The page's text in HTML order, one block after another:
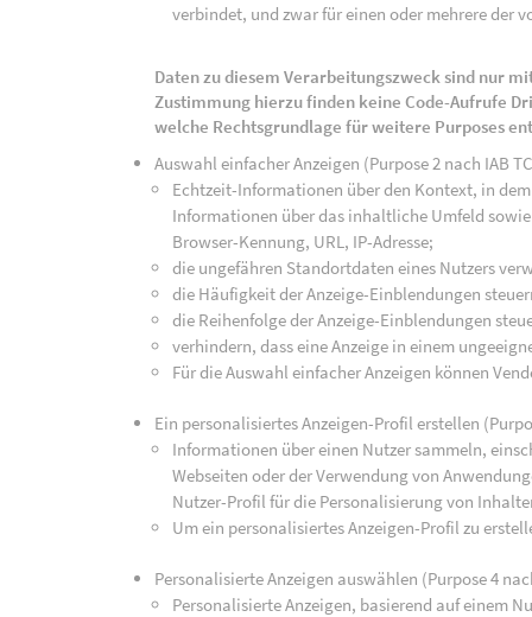
verbindet, und zwar für einen oder mehrere der
Daten zu diesem Verarbeitungszweck sind nur
Zustimmung hierzu finden keine Code-Aufrufe
welche Rechtsgrundlage für weitere Purposes
Auswahl einfacher Anzeigen (Purpose 2 nach IAB
Echtzeit-Informationen über den Kontext, in
Informationen über das inhaltliche Umfeld
Browser-Kennung, URL, IP-Adresse;
die ungefähren Standortdaten eines Nutzers
die Häufigkeit der Anzeige-Einblendungen
die Reihenfolge der Anzeige-Einblendungen
verhindern, dass eine Anzeige in einem
Für die Auswahl einfacher Anzeigen können
Ein personalisiertes Anzeigen-Profil erstellen
Informationen über einen Nutzer sammeln,
Webseiten oder der Verwendung von
Nutzer-Profil für die Personalisierung von
Um ein personalisiertes Anzeigen-Profil zu
Personalisierte Anzeigen auswählen (Purpose 4
Personalisierte Anzeigen, basierend auf einem